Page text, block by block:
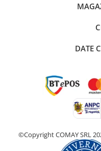
DATE
©Copyright COMAY SRL